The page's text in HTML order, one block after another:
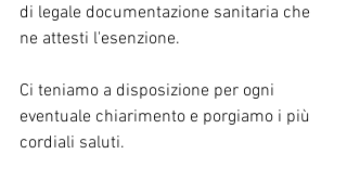
di legale documentazione sanitaria che
ne attesti l'esenzione.
Ci teniamo a disposizione per ogni
eventuale chiarimento e porgiamo i più
cordiali saluti.